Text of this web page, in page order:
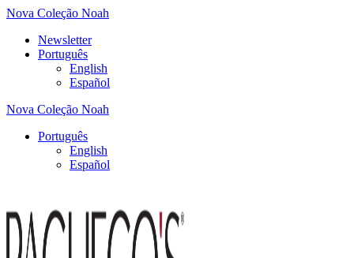
Nova Coleção Noah
Newsletter
Português
English
Español
Nova Coleção Noah
Português
English
Español